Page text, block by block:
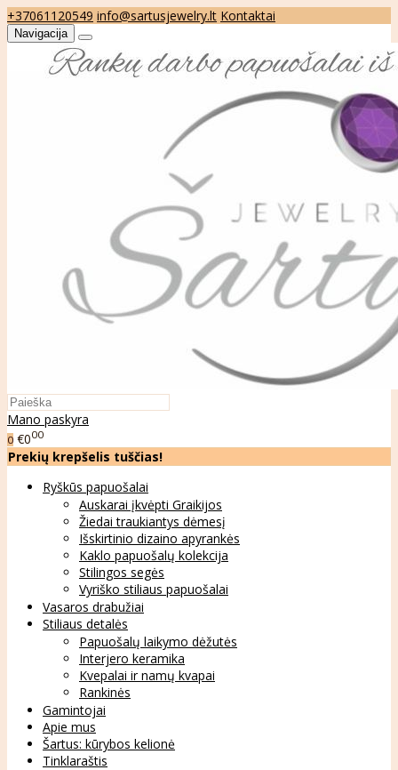
+37061120549 info@sartusjewelry.lt Kontaktai
Navigacija
Mano paskyra
0 €000
Prekių krepšelis tuščias!
Ryškūs papuošalai
Auskarai įkvėpti Graikijos
Žiedai traukiantys dėmesį
Išskirtinio dizaino apyrankės
Kaklo papuošalų kolekcija
Stilingos segės
Vyriško stiliaus papuošalai
Vasaros drabužiai
Stiliaus detalės
Papuošalų laikymo dėžutės
Interjero keramika
Kvepalai ir namų kvapai
Rankinės
Gamintojai
Apie mus
Šartus: kūrybos kelionė
Tinklaraštis